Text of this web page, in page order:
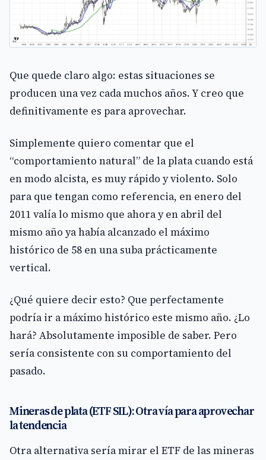
Que quede claro algo: estas situaciones se
producen una vez cada muchos años. Y creo que
definitivamente es para aprovechar.
Simplemente quiero comentar que el
“comportamiento natural” de la plata cuando está
en modo alcista, es muy rápido y violento. Solo
para que tengan como referencia, en enero del
2011 valía lo mismo que ahora y en abril del
mismo año ya había alcanzado el máximo
histórico de 58 en una suba prácticamente
vertical.
¿Qué quiere decir esto? Que perfectamente
podría ir a máximo histórico este mismo año. ¿Lo
hará? Absolutamente imposible de saber. Pero
sería consistente con su comportamiento del
pasado.
Mineras de plata (ETF SIL): Otra vía para aprovechar
la tendencia
Otra alternativa sería mirar el ETF de las mineras